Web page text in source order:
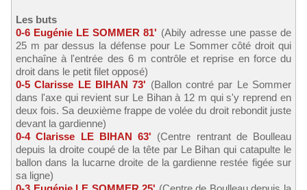
Les buts
0-6 Eugénie LE SOMMER 81' (Abily adresse une passe de
25 m par dessus la défense pour Le Sommer côté droit qui
enchaîne à l'entrée des 6 m contrôle et reprise en force du
droit dans le petit filet opposé)
0-5 Clarisse LE BIHAN 73' (Ballon contré par Le Sommer
dans l'axe qui revient sur Le Bihan à 12 m qui s'y reprend en
deux fois. Sa deuxième frappe de volée du droit rebondit juste
devant la gardienne)
0-4 Clarisse LE BIHAN 63' (Centre rentrant de Boulleau
depuis la droite coupé de la tête par Le Bihan qui catapulte le
ballon dans la lucarne droite de la gardienne restée figée sur
sa ligne)